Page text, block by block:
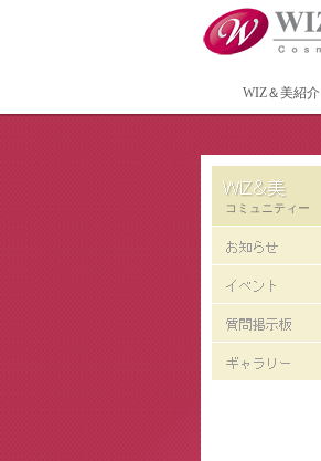
WIZ＆美紹介
コミュニティー